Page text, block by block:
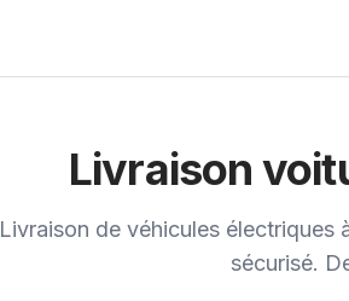
Livraison
Livraison de véhicules électriques
sécurisé.